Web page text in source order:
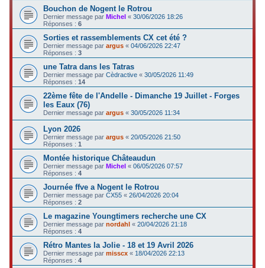
Bouchon de Nogent le Rotrou
Dernier message parMichel «30/06/2026 18:26
Réponses :6
Sorties et rassemblements CX cet été ?
Dernier message parargus «04/06/2026 22:47
Réponses :3
une Tatra dans les Tatras
Dernier message parCèdractive «30/05/2026 11:49
Réponses :14
22ème fête de l'Andelle - Dimanche 19 Juillet - Forges
les Eaux (76)
Dernier message parargus «30/05/2026 11:34
Lyon 2026
Dernier message parargus «20/05/2026 21:50
Réponses :1
Montée historique Châteaudun
Dernier message parMichel «06/05/2026 07:57
Réponses :4
Journée ffve a Nogent le Rotrou
Dernier message parCX55 «26/04/2026 20:04
Réponses :2
Le magazine Youngtimers recherche une CX
Dernier message parnordahl «20/04/2026 21:18
Réponses :4
Rétro Mantes la Jolie - 18 et 19 Avril 2026
Dernier message parmisscx « 18/04/2026 22:13
Réponses :4